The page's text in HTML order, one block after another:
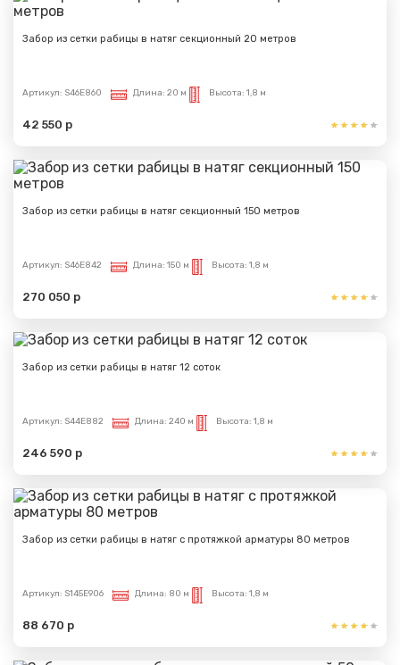
Забор из сетки рабицы в натяг секционный 20 метров
Артикул: S46E860 Длина: 20 м Высота: 1,8 м
42 550 р
Забор из сетки рабицы в натяг секционный 150 метров
Артикул: S46E842 Длина: 150 м Высота: 1,8 м
270 050 р
Забор из сетки рабицы в натяг 12 соток
Артикул: S44E882 Длина: 240 м Высота: 1,8 м
246 590 р
Забор из сетки рабицы в натяг с протяжкой арматуры 80 метров
Артикул: S145E906 Длина: 80 м Высота: 1,8 м
88 670 р
Сообщение успешно
Спасибо за обращение, наш специалист свяжется с